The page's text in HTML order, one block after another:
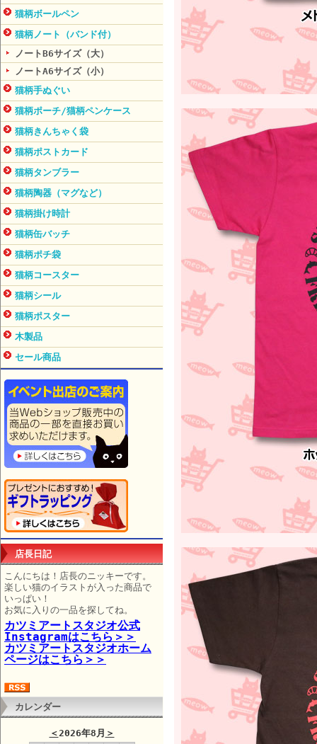
猫柄ボールペン
猫柄ノート（バンド付）
ノートB6サイズ（大）
ノートA6サイズ（小）
猫柄手ぬぐい
猫柄ポーチ/猫柄ペンケース
猫柄きんちゃく袋
猫柄ポストカード
猫柄タンブラー
猫柄陶器（マグなど）
猫柄掛け時計
猫柄缶バッチ
猫柄ポチ袋
猫柄コースター
猫柄シール
猫柄ポスター
木製品
セール商品
店長日記
こんにちは！店長のニッキーです。
楽しい猫のイラストが入った商品で
いっぱい！
お気に入りの一品を探してね。
カツミアートスタジオ公式
Instagramはこちら＞＞
カツミアートスタジオホーム
ページはこちら＞＞
カレンダー
＜2026年8月 ＞